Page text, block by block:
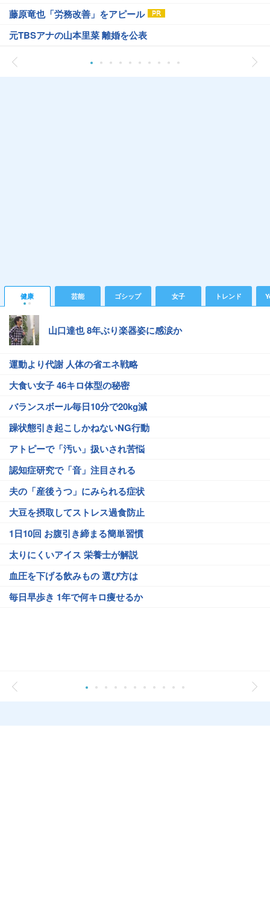
藤原竜也「労務改善」をアピール
元TBSアナの山本里菜 離婚を公表
健康 芸能 ゴシップ 女子 トレンド
山口達也 8年ぶり楽器姿に感涙か
運動より代謝 人体の省エネ戦略
大食い女子 46キロ体型の秘密
バランスボール毎日10分で20kg減
躁状態引き起こしかねないNG行動
アトピーで「汚い」扱いされ苦悩
認知症研究で「音」注目される
夫の「産後うつ」にみられる症状
大豆を摂取してストレス過食防止
1日10回 お腹引き締まる簡単習慣
太りにくいアイス 栄養士が解説
血圧を下げる飲みもの 選び方は
毎日早歩き 1年で何キロ痩せるか